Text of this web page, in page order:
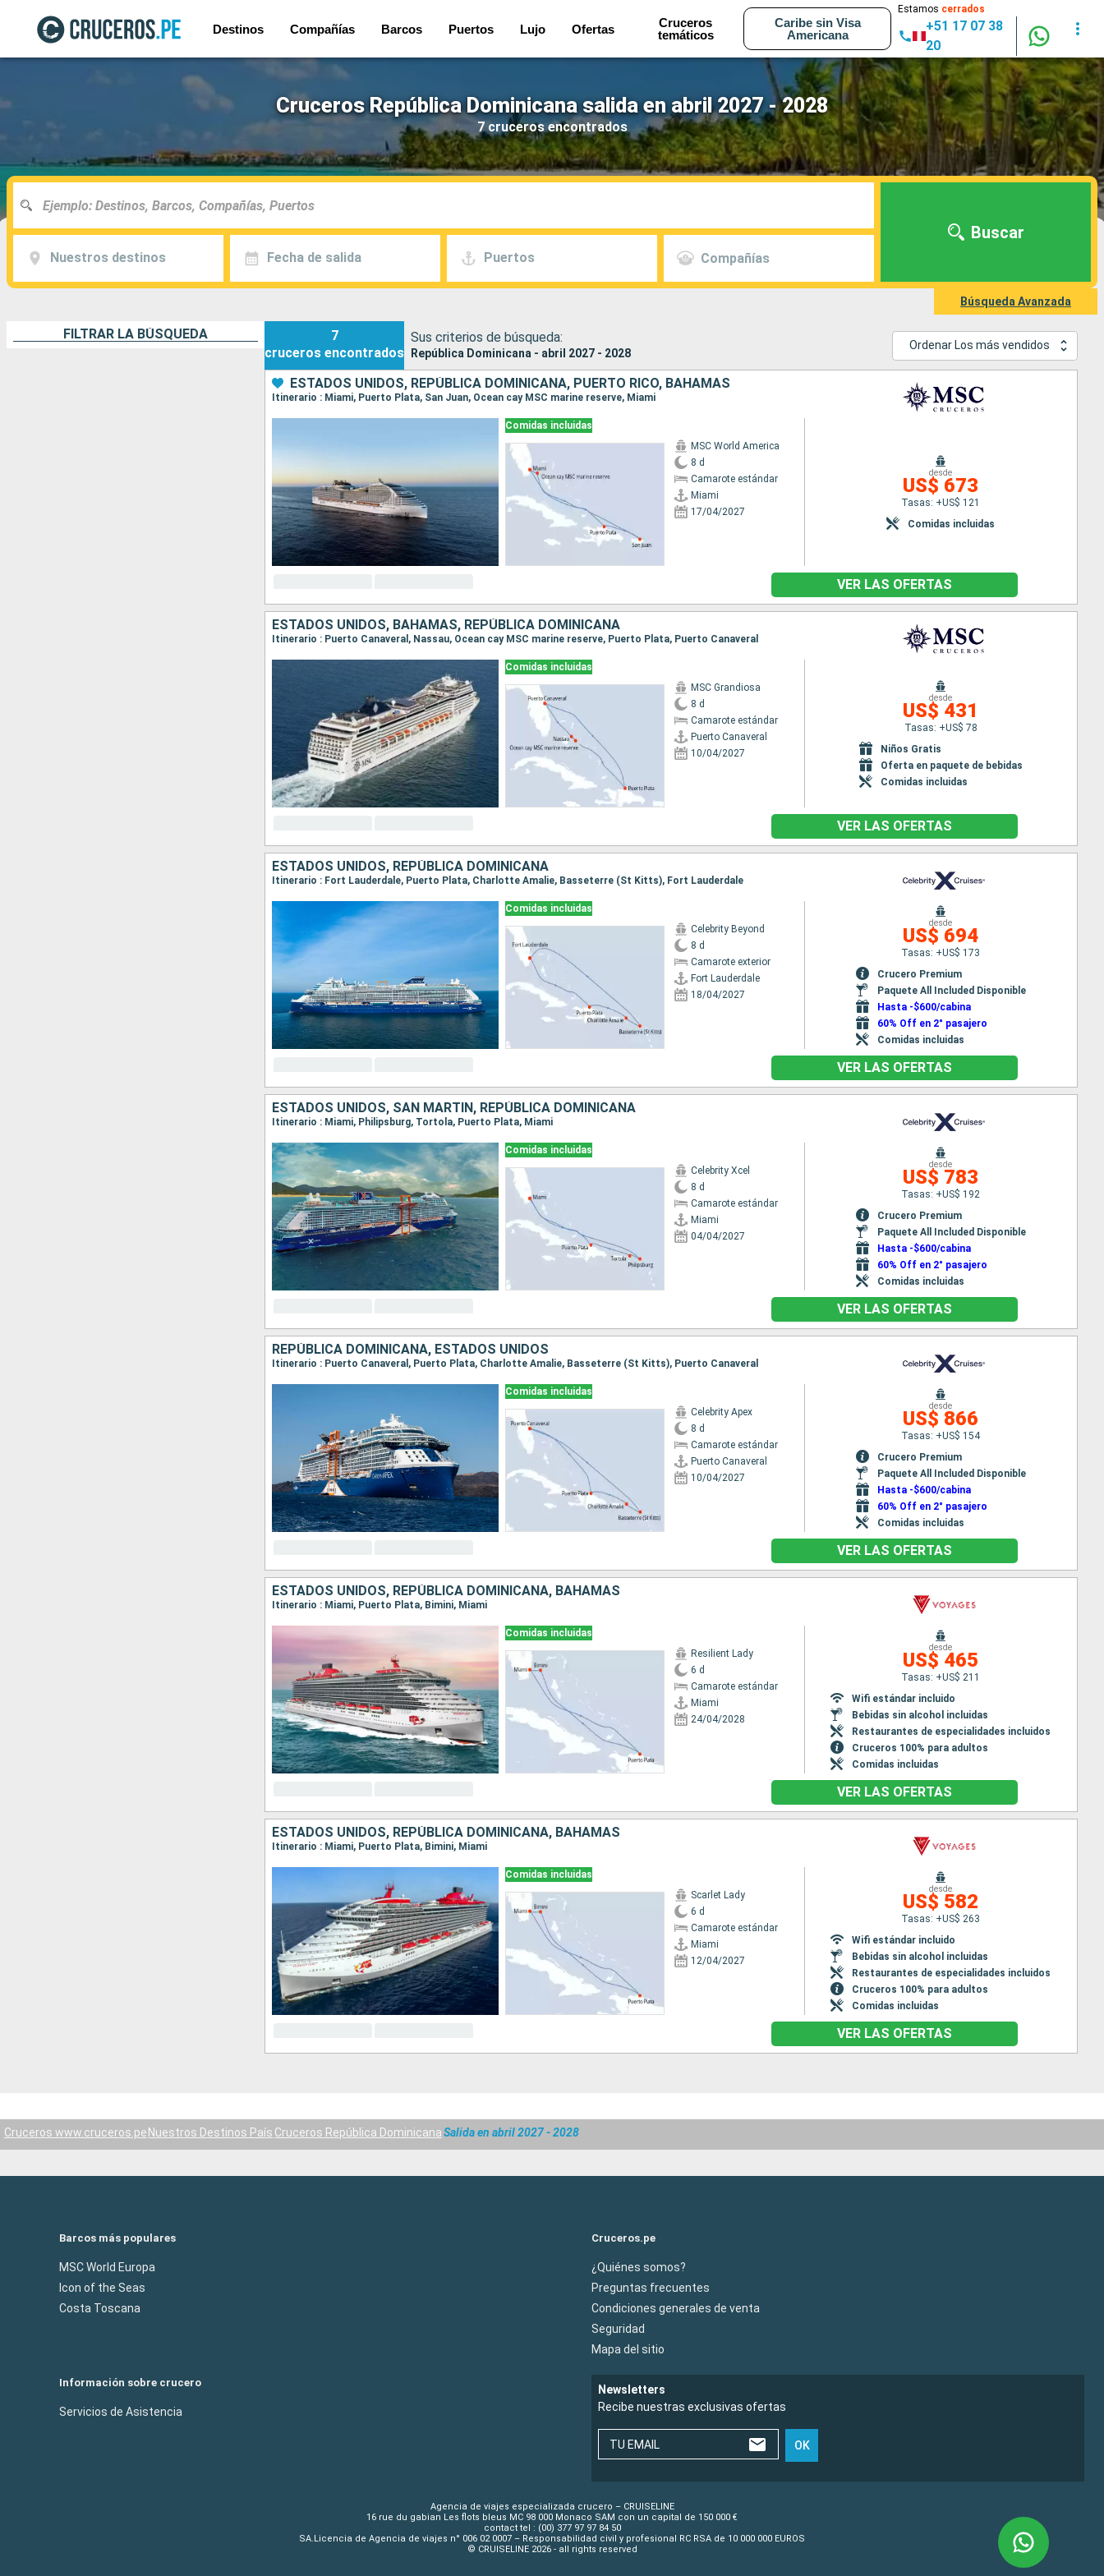
Destinos Compañías Barcos Puertos Lujo Ofertas
Cruceros
temáticos
Caribe sin Visa
Americana
Estamos cerrados
+51 17 07 38
20
Cruceros República Dominicana salida en abril 2027 - 2028
7 cruceros encontrados
Nuestros destinos Fecha de salida Puertos Compañías
Buscar
Búsqueda Avanzada
FILTRAR LA BÚSQUEDA
7
cruceros encontrados
Sus criterios de búsqueda:
República Dominicana - abril 2027 - 2028
Ordenar Los más vendidos
ESTADOS UNIDOS, REPÚBLICA DOMINICANA, PUERTO RICO, BAHAMAS
Itinerario : Miami, Puerto Plata, San Juan, Ocean cay MSC marine reserve, Miami
Comidas incluidas
MSC World America
8 d
Camarote estándar
Miami
17/04/2027
desde
US$ 673
Tasas: +US$ 121
Comidas incluidas
VER LAS OFERTAS
ESTADOS UNIDOS, BAHAMAS, REPÚBLICA DOMINICANA
Itinerario : Puerto Canaveral, Nassau, Ocean cay MSC marine reserve, Puerto Plata, Puerto Canaveral
Comidas incluidas
MSC Grandiosa
8 d
Camarote estándar
Puerto Canaveral
10/04/2027
desde
US$ 431
Tasas: +US$ 78
Niños Gratis
Oferta en paquete de bebidas
Comidas incluidas
VER LAS OFERTAS
ESTADOS UNIDOS, REPÚBLICA DOMINICANA
Itinerario : Fort Lauderdale, Puerto Plata, Charlotte Amalie, Basseterre (St Kitts), Fort Lauderdale
Comidas incluidas
Celebrity Beyond
8 d
Camarote exterior
Fort Lauderdale
18/04/2027
desde
US$ 694
Tasas: +US$ 173
Crucero Premium
Paquete All Included Disponible
Hasta -$600/cabina
60% Off en 2° pasajero
Comidas incluidas
VER LAS OFERTAS
ESTADOS UNIDOS, SAN MARTÍN, REPÚBLICA DOMINICANA
Itinerario : Miami, Philipsburg, Tortola, Puerto Plata, Miami
Comidas incluidas
Celebrity Xcel
8 d
Camarote estándar
Miami
04/04/2027
desde
US$ 783
Tasas: +US$ 192
Crucero Premium
Paquete All Included Disponible
Hasta -$600/cabina
60% Off en 2° pasajero
Comidas incluidas
VER LAS OFERTAS
REPÚBLICA DOMINICANA, ESTADOS UNIDOS
Itinerario : Puerto Canaveral, Puerto Plata, Charlotte Amalie, Basseterre (St Kitts), Puerto Canaveral
Comidas incluidas
Celebrity Apex
8 d
Camarote estándar
Puerto Canaveral
10/04/2027
desde
US$ 866
Tasas: +US$ 154
Crucero Premium
Paquete All Included Disponible
Hasta -$600/cabina
60% Off en 2° pasajero
Comidas incluidas
VER LAS OFERTAS
ESTADOS UNIDOS, REPÚBLICA DOMINICANA, BAHAMAS
Itinerario : Miami, Puerto Plata, Bimini, Miami
Comidas incluidas
Resilient Lady
6 d
Camarote estándar
Miami
24/04/2028
desde
US$ 465
Tasas: +US$ 211
Wifi estándar incluido
Bebidas sin alcohol incluidas
Restaurantes de especialidades incluidos
Cruceros 100% para adultos
Comidas incluidas
VER LAS OFERTAS
ESTADOS UNIDOS, REPÚBLICA DOMINICANA, BAHAMAS
Itinerario : Miami, Puerto Plata, Bimini, Miami
Comidas incluidas
Scarlet Lady
6 d
Camarote estándar
Miami
12/04/2027
desde
US$ 582
Tasas: +US$ 263
Wifi estándar incluido
Bebidas sin alcohol incluidas
Restaurantes de especialidades incluidos
Cruceros 100% para adultos
Comidas incluidas
VER LAS OFERTAS
Cruceros www.cruceros.pe Nuestros Destinos País Cruceros República DominicanaSalida en abril 2027 - 2028
Barcos más populares
MSC World Europa
Icon of the Seas
Costa Toscana
Cruceros.pe
¿Quiénes somos?
Preguntas frecuentes
Condiciones generales de venta
Seguridad
Mapa del sitio
Información sobre crucero
Servicios de Asistencia
Newsletters
Recibe nuestras exclusivas ofertas
TU EMAIL OK
Agencia de viajes especializada crucero – CRUISELINE
16 rue du gabian Les flots bleus MC 98 000 Monaco SAM con un capital de 150 000 €
contact tel : (00) 377 97 97 84 50
SA.Licencia de Agencia de viajes n° 006 02 0007 – Responsabilidad civil y profesional RC RSA de 10 000 000 EUROS
© CRUISELINE 2026 - all rights reserved